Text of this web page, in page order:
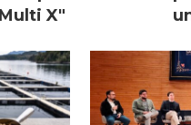
X"